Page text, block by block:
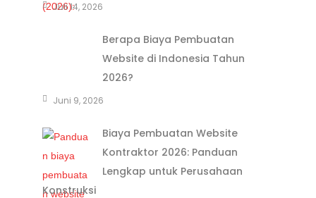
Juli 14, 2026
Berapa Biaya Pembuatan
Website di Indonesia Tahun
2026?
Juni 9, 2026
Biaya Pembuatan Website
Kontraktor 2026: Panduan
Lengkap untuk Perusahaan
Konstruksi